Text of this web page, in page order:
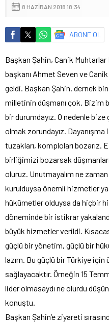
8 HAZIRAN 2018 18:34
ABONE OL
Başkan Şahin, Canik
başkanı Ahmet Seven ve
geldi. Başkan Şahin, dernek
milletinin düşmanı çok. Bizim
bir durumdayız. O nedenle
olmak zorundayız.
tuzakları, komploları bozarız.
birliğimizi bozarsak
oluruz. Unutmayalım ne
kurulduysa önemli hizmetler
hükümetler olduysa da hiçbir
döneminde bir istikrar
büyük hizmetler verildi.
güçlü bir yönetim, güçlü bir
lazım. Bu güçlü bir Türkiye
sağlayacaktır. Örneğin 15
lider olmasaydı ne olurdu
konuştu.
Başkan Şahin’e ziyareti